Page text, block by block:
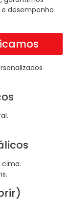
desempenho
cima.